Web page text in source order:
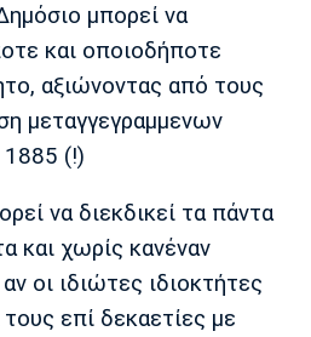
μπορεί να
και οποιοδήποτε
αξιώνοντας από τους
μεταγγεγραμμενων
1885 (!)
να διεκδικεί τα πάντα
και χωρίς κανέναν
οι ιδιώτες ιδιοκτήτες
επί δεκαετίες με